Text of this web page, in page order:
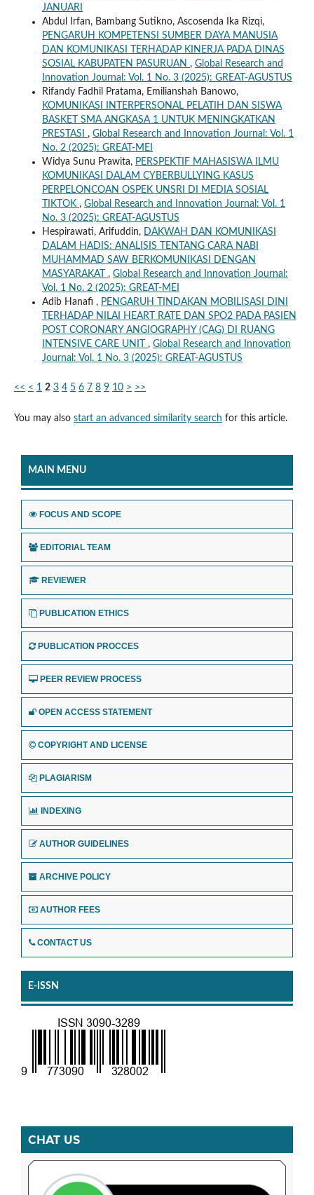
JANUARI
Abdul Irfan, Bambang Sutikno, Ascosenda Ika Rizqi,
PENGARUH KOMPETENSI SUMBER DAYA MANUSIA
DAN KOMUNIKASI TERHADAP KINERJA PADA DINAS
SOSIAL KABUPATEN PASURUAN , Global Research and
Innovation Journal: Vol. 1 No. 3 (2025): GREAT-AGUSTUS
Rifandy Fadhil Pratama, Emilianshah Banowo,
KOMUNIKASI INTERPERSONAL PELATIH DAN SISWA
BASKET SMA ANGKASA 1 UNTUK MENINGKATKAN
PRESTASI , Global Research and Innovation Journal: Vol. 1
No. 2 (2025): GREAT-MEI
Widya Sunu Prawita, PERSPEKTIF MAHASISWA ILMU
KOMUNIKASI DALAM CYBERBULLYING KASUS
PERPELONCOAN OSPEK UNSRI DI MEDIA SOSIAL
TIKTOK , Global Research and Innovation Journal: Vol. 1
No. 3 (2025): GREAT-AGUSTUS
Hespirawati, Arifuddin, DAKWAH DAN KOMUNIKASI
DALAM HADIS: ANALISIS TENTANG CARA NABI
MUHAMMAD SAW BERKOMUNIKASI DENGAN
MASYARAKAT , Global Research and Innovation Journal:
Vol. 1 No. 2 (2025): GREAT-MEI
Adib Hanafi , PENGARUH TINDAKAN MOBILISASI DINI
TERHADAP NILAI HEART RATE DAN SPO2 PADA PASIEN
POST CORONARY ANGIOGRAPHY (CAG) DI RUANG
INTENSIVE CARE UNIT , Global Research and Innovation
Journal: Vol. 1 No. 3 (2025): GREAT-AGUSTUS
<< < 1 2 3 4 5 6 7 8 9 10 > >>
You may also start an advanced similarity search for this article.
MAIN MENU
FOCUS AND SCOPE
EDITORIAL TEAM
REVIEWER
PUBLICATION ETHICS
PUBLICATION PROCCES
PEER REVIEW PROCESS
OPEN ACCESS STATEMENT
COPYRIGHT AND LICENSE
PLAGIARISM
INDEXING
AUTHOR GUIDELINES
ARCHIVE POLICY
AUTHOR FEES
CONTACT US
E-ISSN
CHAT US